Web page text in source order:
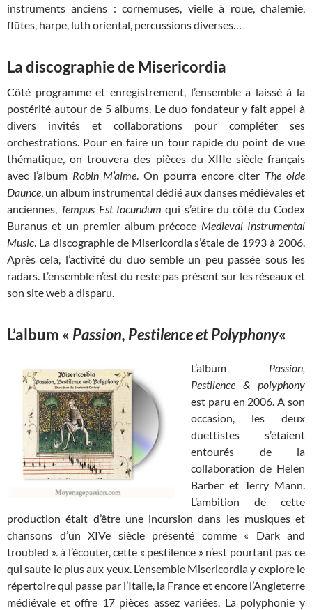
instruments anciens : cornemuses, vielle à roue, chalemie,
flûtes, harpe, luth oriental, percussions diverses…
La discographie de Misericordia
Côté programme et enregistrement, l’ensemble a laissé à la
postérité autour de 5 albums. Le duo fondateur y fait appel à
divers invités et collaborations pour compléter ses
orchestrations. Pour en faire un tour rapide du point de vue
thématique, on trouvera des pièces du XIIIe siècle français
avec l’album Robin M’aime. On pourra encore citer The olde
Daunce, un album instrumental dédié aux danses médiévales et
anciennes, Tempus Est Iocundum qui s’étire du côté du Codex
Buranus et un premier album précoce Medieval Instrumental
Music. La discographie de Misericordia s’étale de 1993 à 2006.
Après cela, l’activité du duo semble un peu passée sous les
radars. L’ensemble n’est du reste pas présent sur les réseaux et
son site web a disparu.
L’album « Passion, Pestilence et Polyphony«
L’album Passion,
Pestilence & polyphony
est paru en 2006. A son
occasion, les deux
duettistes s’étaient
entourés de la
collaboration de Helen
Barber et Terry Mann.
L’ambition de cette
production était d’être une incursion dans les musiques et
chansons d’un XIVe siècle présenté comme « Dark and
troubled ». à l’écouter, cette « pestilence » n’est pourtant pas ce
qui saute le plus aux yeux. L’ensemble Misericordia y explore le
répertoire qui passe par l’Italie, la France et encore l’Angleterre
médiévale et offre 17 pièces assez variées. La polyphonie y